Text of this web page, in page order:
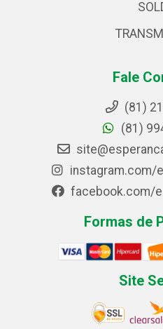
Fale
(81)
(81)
instagram.com/
facebook.com/
Formas de
Site